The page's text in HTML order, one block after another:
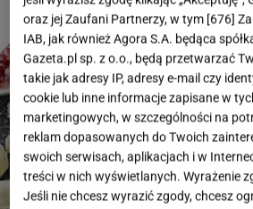
oraz jej Zaufani Partnerzy, w tym [676]
IAB, jak również Agora S.A. będąca
Gazeta.pl sp. z o.o., będą przetwarzać
takie jak adresy IP, adresy e-mail czy
cookie lub inne informacje zapisane w
marketingowych, w szczególności na
reklam dopasowanych do Twoich
swoich serwisach, aplikacjach i w
treści w nich wyświetlanych. Wyrażenie
Jeśli nie chcesz wyrazić zgody, chcesz